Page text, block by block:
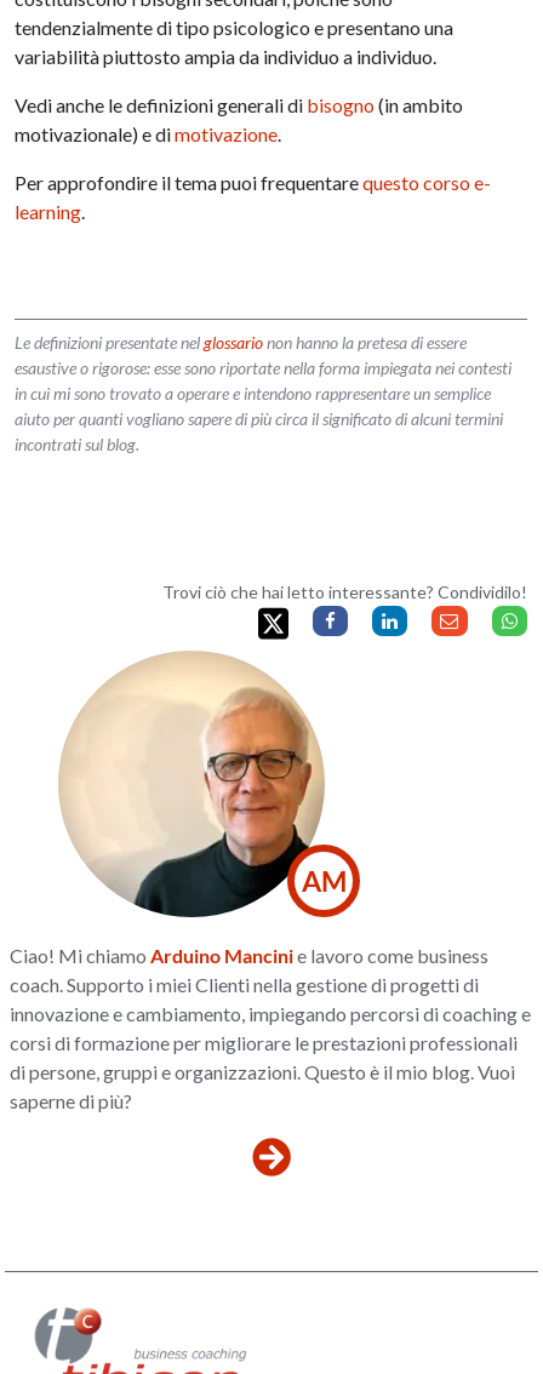
tendenzialmente di tipo psicologico e presentano una
variabilità piuttosto ampia da individuo a individuo.
Vedi anche le definizioni generali di bisogno(in ambito
motivazionale) e dimotivazione.
Per approfondire il tema puoi frequentarequesto corso e-
learning.
Le definizioni presentate nelglossarionon hanno la pretesa di essere
esaustive o rigorose: esse sono riportate nella forma impiegata nei contesti
in cui mi sono trovato a operare e intendono rappresentare un semplice
aiuto per quanti vogliano sapere di più circa il significato di alcuni termini
incontrati sul blog.
Trovi ciò che hai letto interessante? Condividilo!
AM
Ciao! Mi chiamo Arduino Mancinie lavoro come business
coach. Supporto i miei Clienti nella gestione di progetti di
innovazione e cambiamento, impiegando percorsi di coaching e
corsi di formazione per migliorare le prestazioni professionali
di persone, gruppi e organizzazioni. Questo è il mio blog. Vuoi
saperne di più?